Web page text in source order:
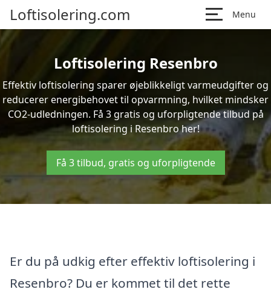
Loftisolering.com Menu
Loftisolering Resenbro
Effektiv loftisolering sparer øjeblikkeligt varmeudgifter og
reducerer energibehovet til opvarmning, hvilket mindsker
CO2-udledningen. Få 3 gratis og uforpligtende tilbud på
loftisolering i Resenbro her!
Få 3 tilbud, gratis og uforpligtende
Er du på udkig efter effektiv loftisolering i
Resenbro? Du er kommet til det rette